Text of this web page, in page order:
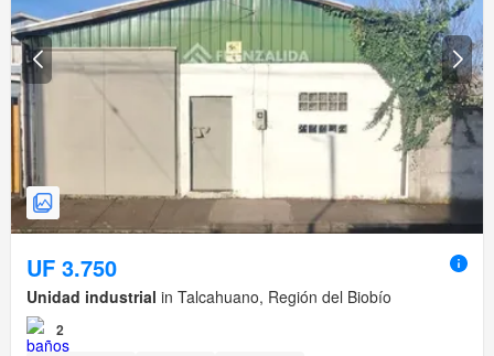
UF 3.750
Unidad industrial in Talcahuano, Región del Biobío
2